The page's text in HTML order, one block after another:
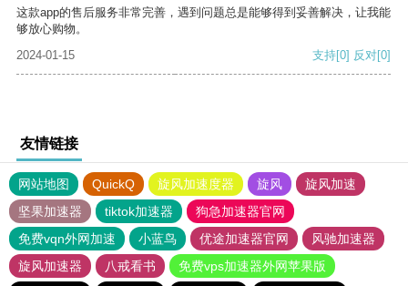
这款app的售后服务非常完善，遇到问题总是能够得到妥善解决，让我能
够放心购物。
2024-01-15
支持[0] 反对[0]
友情链接
网站地图 QuickQ 旋风加速度器 旋风
旋风加速
坚果加速器
tiktok加速器
狗急加速器官网
免费vqn外网加速
小蓝鸟 优途加速器官网
风驰加速器
旋风加速器
八戒看书 免费vps加速器外网苹果版